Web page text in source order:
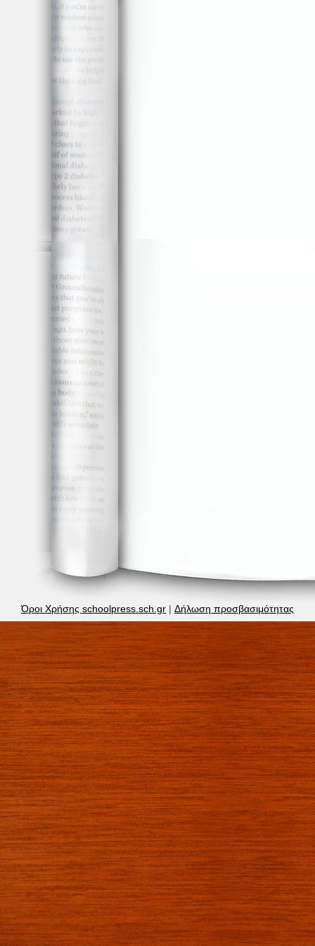
Όροι Χρήσης schoolpress.sch.gr | Δήλωση προσβασιμότητας